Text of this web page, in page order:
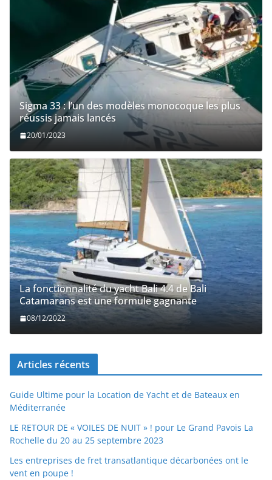
Sigma 33 : l’un des modèles monocoque les plus
réussis jamais lancés
20/01/2023
La fonctionnalité du yacht Bali 4.4 de Bali
Catamarans est une formule gagnante
08/12/2022
Articles récents
Guide Ultime pour la Location de Yacht et de Bateaux en
Méditerranée
LE RETOUR DE « VOILES DE NUIT » ! pour Le Grand Pavois La
Rochelle du 20 au 25 septembre 2023
Les entreprises de fret transatlantique décarbonées ont le
vent en poupe !